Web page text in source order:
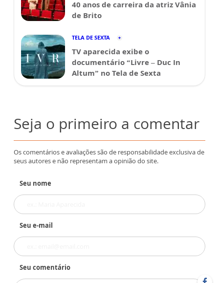
40 anos de carreira da atriz Vânia
de Brito
TELA DE SEXTA
TV aparecida exibe o
documentário “Livre – Duc In
Altum” no Tela de Sexta
Seja o primeiro a comentar
Os comentários e avaliações são de responsabilidade exclusiva de
seus autores e não representam a opinião do site.
Seu nome
Seu e-mail
Seu comentário